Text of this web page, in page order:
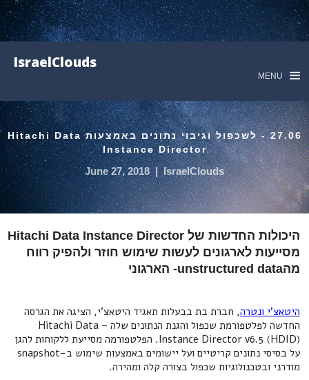
IsraelClouds
MENU
27.06 - לשכפול וגיבוי נתונים באמצעות Hitachi Data
Instance Director
IsraelClouds
|
June 27, 2018
היכולות החדשות של Hitachi Data Instance Director
מסייעות לארגונים לעשות שימוש חוזר ולהפיק רווח
מהunstructured data- הארגוני
היטאצ'י ונטרה, חברת בת בבעלות תאגיד היטאצ'י, הציגה את הגרסה
החדשה לפלטפורמת שכפול והגנת הנתונים שלה – Hitachi Data
Instance Director v6.5 (HDID). הפלטפורמה מסייעת ללקוחות להגן
על בסיסי נתונים קריטיים ועל יישומים באמצעות שימוש ב-snapshot
מודרני ובטכנולוגיות שכפול בצורה קלה ומהירה.